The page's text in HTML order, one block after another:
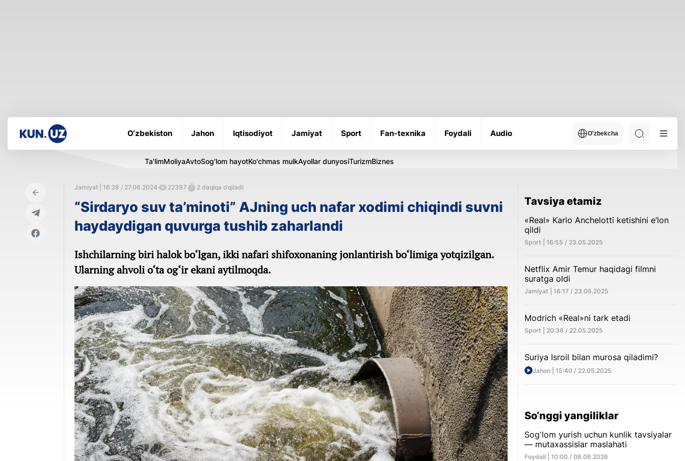
O‘zbekiston Jahon Iqtisodiyot Jamiyat Sport Fan-texnika Foydali Audio O'zbekcha
Ta'limMoliyaAvtoSog'lom hayotKo'chmas mulkAyollar dunyosiTurizmBiznes
Jamiyat | 16:28 / 27.06.2024 22397 2 daqiqa o‘qiladi
“Sirdaryo suv ta’minoti” AJning uch nafar xodimi chiqindi suvni
haydaydigan quvurga tushib zaharlandi
Ishchilarning biri halok bo‘lgan, ikki nafari shifoxonaning jonlantirish bo‘limiga yotqizilgan.
Ularning ahvoli o‘ta og‘ir ekani aytilmoqda.
Tavsiya etamiz
«Real» Karlo Anchelotti ketishini e’lon
qildi
Sport | 16:55 / 23.05.2025
Netflix Amir Temur haqidagi filmni
suratga oldi
Jamiyat | 16:17 / 23.05.2025
Modrich «Real»ni tark etadi
Sport | 20:38 / 22.05.2025
Suriya Isroil bilan murosa qiladimi?
Jahon | 15:40 / 22.05.2025
So‘nggi yangiliklar
Sog'lom yurish uchun kunlik tavsiyalar
— mutaxassislar maslahati
Foydali | 10:00 / 06.06.2026